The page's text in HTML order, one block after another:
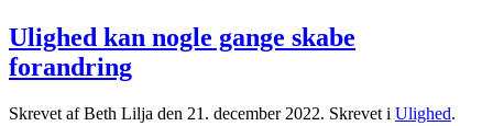
Ulighed kan nogle gange skabe
forandring
Skrevet af Beth Lilja den 21. december 2022. Skrevet i Ulighed.